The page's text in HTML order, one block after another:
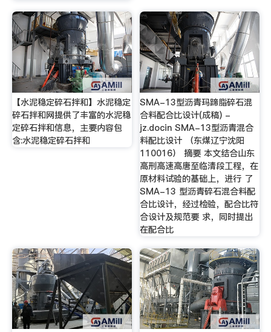
【水泥稳定碎石拌和】水泥稳定
碎石拌和网提供了丰富的水泥稳
定碎石拌和信息，主要内容包
含:水泥稳定碎石拌和
SMA-13型沥青玛蹄脂碎石混
合料配合比设计(成稿) -
jz.docin SMA-13型沥青混合
料配比设计 （东煤辽宁沈阳
110016） 摘要 本文结合山东
高刑高速高唐至临清段工程，在
原材料试验的基础上，进行 了
SMA-13 型沥青碎石混合料配
合比设计，经过检验，配合比符
合设计及规范要 求，同时提出
在配合比